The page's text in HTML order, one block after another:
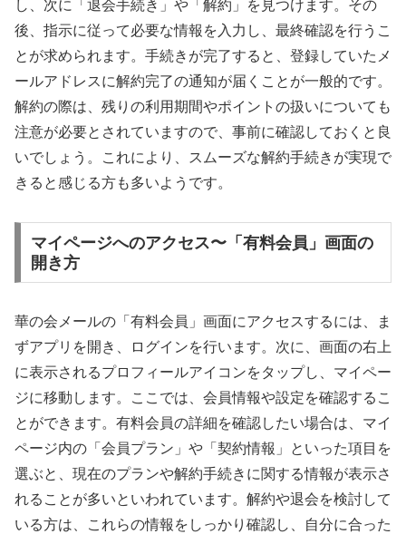
し、次に「退会手続き」や「解約」を見つけます。その
後、指示に従って必要な情報を入力し、最終確認を行うこ
とが求められます。手続きが完了すると、登録していたメ
ールアドレスに解約完了の通知が届くことが一般的です。
解約の際は、残りの利用期間やポイントの扱いについても
注意が必要とされていますので、事前に確認しておくと良
いでしょう。これにより、スムーズな解約手続きが実現で
きると感じる方も多いようです。
マイページへのアクセス〜「有料会員」画面の
開き方
華の会メールの「有料会員」画面にアクセスするには、ま
ずアプリを開き、ログインを行います。次に、画面の右上
に表示されるプロフィールアイコンをタップし、マイペー
ジに移動します。ここでは、会員情報や設定を確認するこ
とができます。有料会員の詳細を確認したい場合は、マイ
ページ内の「会員プラン」や「契約情報」といった項目を
選ぶと、現在のプランや解約手続きに関する情報が表示さ
れることが多いといわれています。解約や退会を検討して
いる方は、これらの情報をしっかり確認し、自分に合った